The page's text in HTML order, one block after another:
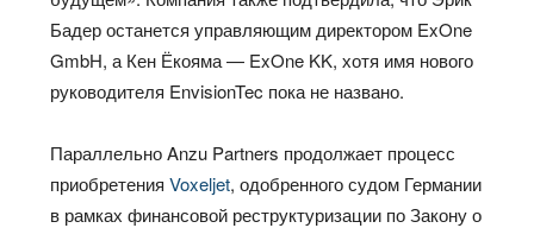
Бадер останется управляющим директором ExOne
GmbH, а Кен Ёкояма — ExOne KK, хотя имя нового
руководителя EnvisionTec пока не названо.
Параллельно Anzu Partners продолжает процесс
приобретенияVoxeljet, одобренного судом Германии
в рамках финансовой реструктуризации по Закону о